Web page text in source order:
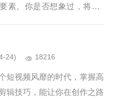
素。你是否想象过，将Siri
全民级视频剪辑软件，凭借
功能，让影视级音效...
24) 18216
短视频风靡的时代，掌握高
辑技巧，能让你在创作之路